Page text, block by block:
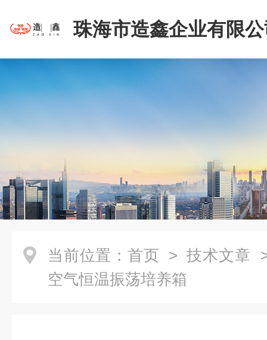
珠海市造鑫企业有限
当前位置： 首页 > 技术文章
空气恒温振荡培养箱